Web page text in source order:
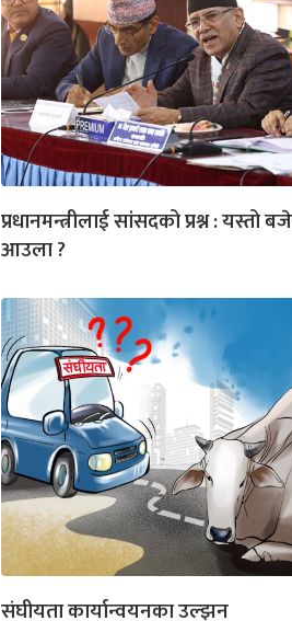
प्रधानमन्त्रीलाई सांसदको प्रश्न : यस्तो
आउला ?
संघीयता कार्यान्वयनका उल्झन